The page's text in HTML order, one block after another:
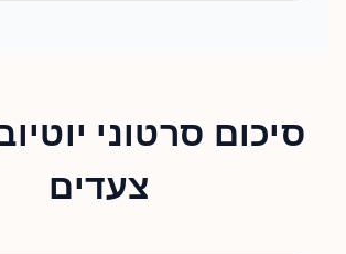
סיכום סרטוני
צעדים